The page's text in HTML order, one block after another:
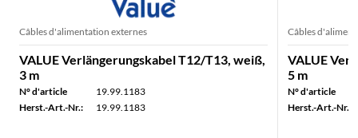
Câbles d'alimentation externes
VALUE Verlängerungskabel T12/T13, weiß,
3 m
N° d'article
19.99.1183
Herst.-Art.-Nr.:
19.99.1183
Câbles
VALUE
5 m
N° d'article
Herst.-Art.-Nr.: